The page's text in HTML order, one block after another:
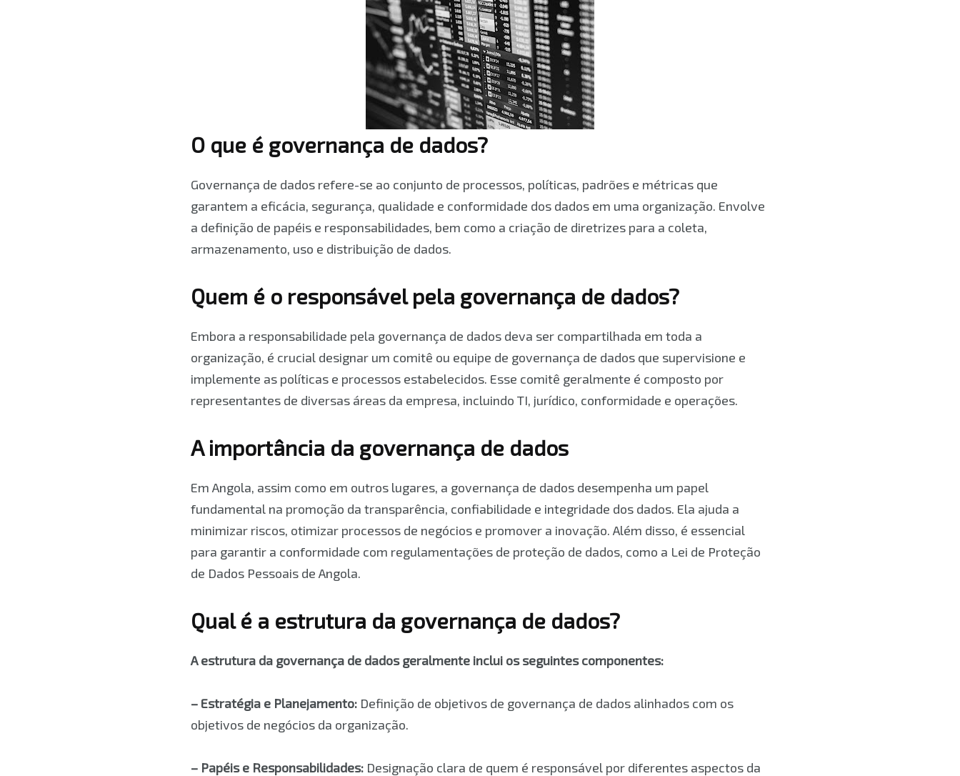
O que é governança de dados?
Governança de dados refere-se ao conjunto de processos, políticas, padrões e métricas que
garantem a eficácia, segurança, qualidade e conformidade dos dados em uma organização. Envolve
a definição de papéis e responsabilidades, bem como a criação de diretrizes para a coleta,
armazenamento, uso e distribuição de dados.
Quem é o responsável pela governança de dados?
Embora a responsabilidade pela governança de dados deva ser compartilhada em toda a
organização, é crucial designar um comitê ou equipe de governança de dados que supervisione e
implemente as políticas e processos estabelecidos. Esse comitê geralmente é composto por
representantes de diversas áreas da empresa, incluindo TI, jurídico, conformidade e operações.
A importância da governança de dados
Em Angola, assim como em outros lugares, a governança de dados desempenha um papel
fundamental na promoção da transparência, confiabilidade e integridade dos dados. Ela ajuda a
minimizar riscos, otimizar processos de negócios e promover a inovação. Além disso, é essencial
para garantir a conformidade com regulamentações de proteção de dados, como a Lei de Proteção
de Dados Pessoais de Angola.
Qual é a estrutura da governança de dados?
A estrutura da governança de dados geralmente inclui os seguintes componentes:
– Estratégia e Planejamento: Definição de objetivos de governança de dados alinhados com os
objetivos de negócios da organização.
– Papéis e Responsabilidades: Designação clara de quem é responsável por diferentes aspectos da